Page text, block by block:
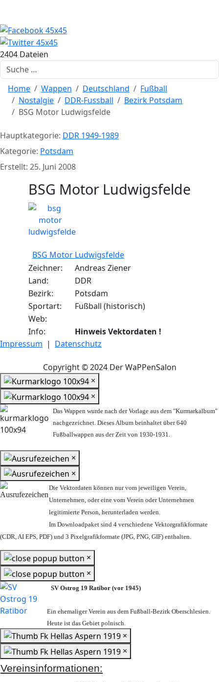
2404 Dateien
Suchen
Home Wappen Deutschland
Fußball
Nostalgie
DDR-Fussball
Bezirk Potsdam
BSG Motor Ludwigsfelde
Hauptkategorie: DDR 1949-1989
Kategorie: Potsdam
Erstellt: 25. Juni 2008
BSG Motor Ludwigsfelde
BSG Motor Ludwigsfelde
Zeichner:
Andreas Ziener
Land:
DDR
Bezirk:
Potsdam
Sportart:
Fußball (historisch)
Web:
Info:
Hinweis Vektordaten !
Impressum | Datenschutz
Copyright © 2024 Der WaPPenSalon
×
×
Das Wappen wurde nach der Vorlage aus dem "Kurmarkalbum"
nachgezeichnet. Dieses Album beinhaltet über 640
Fußballwappen aus der Zeit von 1930-1931.
×
×
Die Vektordaten können nur vom jeweiligen Verein,
Unternehmen, oder eine vom Verein oder Unternehmen
legitimierte Person, herunterladen werden.
Im Downloadpaket sind 4 verschiedene Vektorgrafikformate
(CDR, AI EPS, PDF) und 3 Pixelgrafikformate (JPG, PNG, GIF) enthalten.
×
×
SV Ostrog 19 Ratibor (vor 1945)
Ein ehemaliger Verein aus dem Fußball-Bezirk Oberschlesien.
Heute ist das Gebiet polnisch.
×
×
Vereinsinformationen: